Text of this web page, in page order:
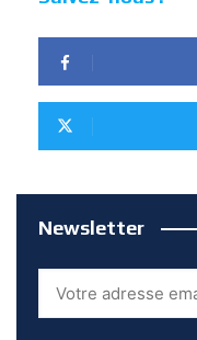
Newsletter